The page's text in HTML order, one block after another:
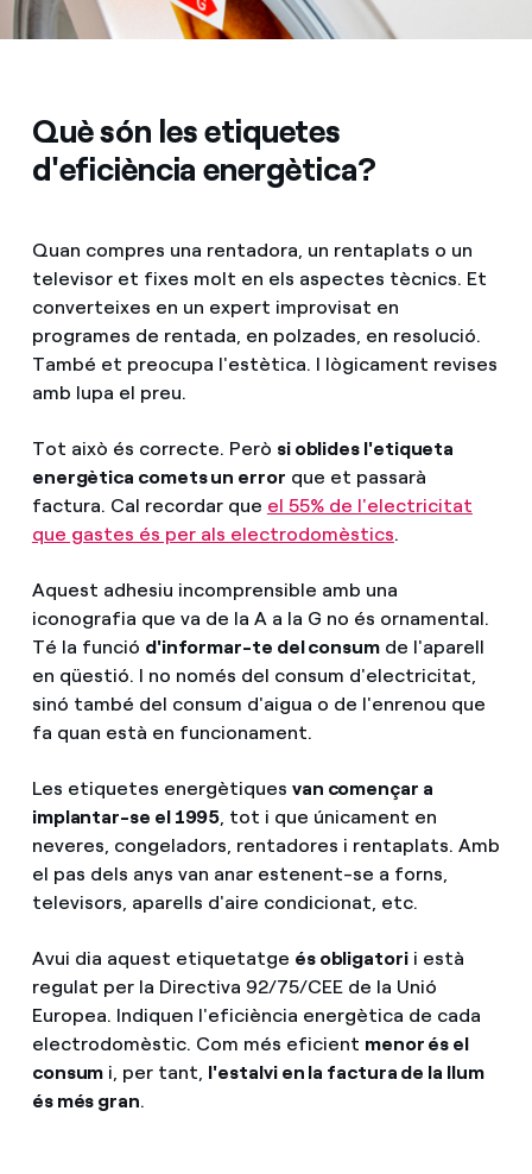
Què són les etiquetes
d'eficiència energètica?
Quan compres una rentadora, un rentaplats o un
televisor et fixes molt en els aspectes tècnics. Et
converteixes en un expert improvisat en
programes de rentada, en polzades, en resolució.
També et preocupa l'estètica. I lògicament revises
amb lupa el preu.
Tot això és correcte. Però si oblides l'etiqueta
energètica comets un error que et passarà
factura. Cal recordar que el 55% de l'electricitat
que gastes és per als electrodomèstics.
Aquest adhesiu incomprensible amb una
iconografia que va de la A a la G no és ornamental.
Té la funció d'informar-te del consumde l'aparell
en qüestió. I no només del consum d'electricitat,
sinó també del consum d'aigua o de l'enrenou que
fa quan està en funcionament.
Les etiquetes energètiques van començar a
implantar-se el 1995, tot i que únicament en
neveres, congeladors, rentadores i rentaplats. Amb
el pas dels anys van anar estenent-se a forns,
televisors, aparells d'aire condicionat, etc.
Avui dia aquest etiquetatge és obligatorii està
regulat per la Directiva 92/75/CEE de la Unió
Europea. Indiquen l'eficiència energètica de cada
electrodomèstic. Com més eficient menor és el
consum i, per tant, l'estalvi en la factura de la llum
és més gran.